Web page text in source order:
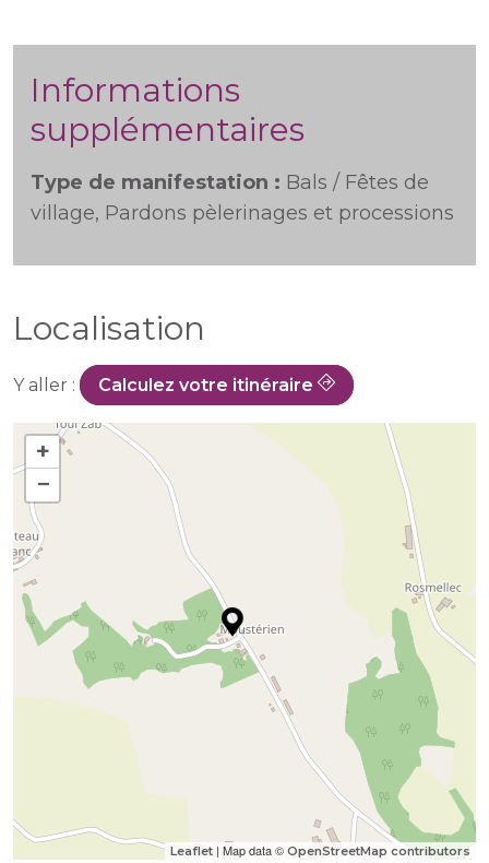
Informations
supplémentaires
Type de manifestation : Bals / Fêtes de
village, Pardons pèlerinages et processions
Localisation
Y aller : Calculez votre itinéraire
+
−
Leaflet | Map data © OpenStreetMap contributors